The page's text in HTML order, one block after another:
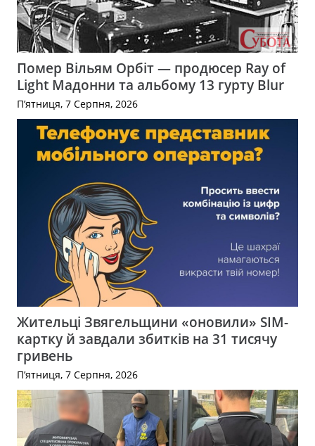
Помер Вільям Орбіт — продюсер Ray of
Light Мадонни та альбому 13 гурту Blur
П’ятниця, 7 Серпня, 2026
Жительці Звягельщини «оновили» SIM-
картку й завдали збитків на 31 тисячу
гривень
П’ятниця, 7 Серпня, 2026